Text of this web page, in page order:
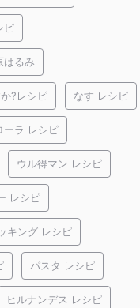
ピ
はるみ
?レシピ なす レシピ
ーラ レシピ
ウル得マン レシピ
レシピ
キング レシピ
パスタ レシピ
ヒルナンデス レシピ